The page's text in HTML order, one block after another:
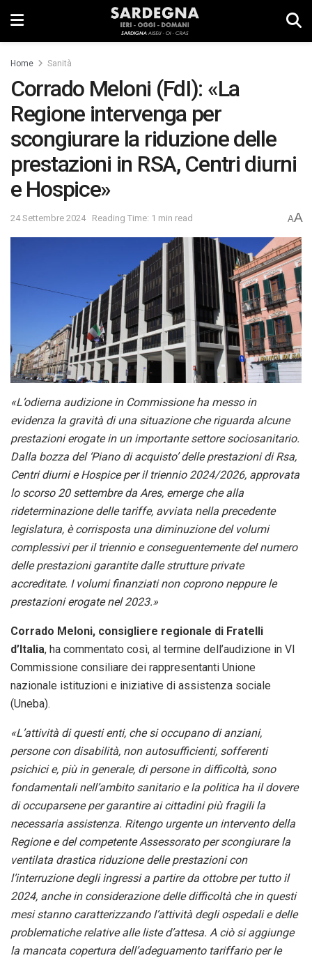
Home Sanità
Corrado Meloni (FdI): «La
Regione intervenga per
scongiurare la riduzione delle
prestazioni in RSA, Centri diurni
e Hospice»
24 Settembre 2024 Reading Time: 1 min read AA
«L’odierna audizione in Commissione ha messo in
evidenza la gravità di una situazione che riguarda alcune
prestazioni erogate in un importante settore sociosanitario.
Dalla bozza del ‘Piano di acquisto’ delle prestazioni di Rsa,
Centri diurni e Hospice per il triennio 2024/2026, approvata
lo scorso 20 settembre da Ares, emerge che alla
rideterminazione delle tariffe, avviata nella precedente
legislatura, è corrisposta una diminuzione del volumi
complessivi per il triennio e conseguentemente del numero
delle prestazioni garantite dalle strutture private
accreditate. I volumi finanziati non coprono neppure le
prestazioni erogate nel 2023.»
Corrado Meloni, consigliere regionale di Fratelli
d’Italia, ha commentato così, al termine dell’audizione in VI
Commissione consiliare dei rappresentanti Unione
nazionale istituzioni e iniziative di assistenza sociale
(Uneba).
«L’attività di questi enti, che si occupano di anziani,
persone con disabilità, non autosufficienti, sofferenti
psichici e, più in generale, di persone in difficoltà, sono
fondamentali nell’ambito sanitario e la politica ha il dovere
di occuparsene per garantire ai cittadini più fragili la
necessaria assistenza. Ritengo urgente un intervento della
Regione e del competente Assessorato per scongiurare la
ventilata drastica riduzione delle prestazioni con
l’interruzione degli ingressi a partire da ottobre per tutto il
2024, anche in considerazione delle difficoltà che in questi
mesi stanno caratterizzando l’attività degli ospedali e delle
problematiche relative alle liste d’attesa. A ciò si aggiunge
la mancata copertura dell’adeguamento tariffario per le